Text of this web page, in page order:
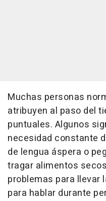
Muchas personas
atribuyen al paso del
puntuales. Algunos
necesidad constante
de lengua áspera o
tragar alimentos
problemas para llevar
para hablar durante